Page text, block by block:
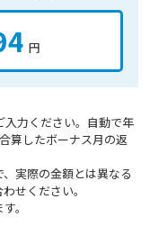
円
力ください。自動で年
算したボーナス月の返
実際の金額とは異なる
せください。
。